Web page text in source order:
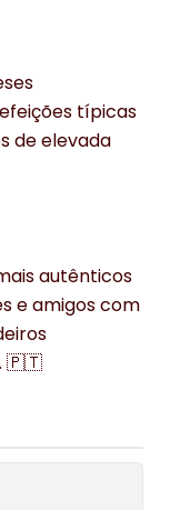
típicas
de elevada
autênticos
e amigos com
🇵🇹